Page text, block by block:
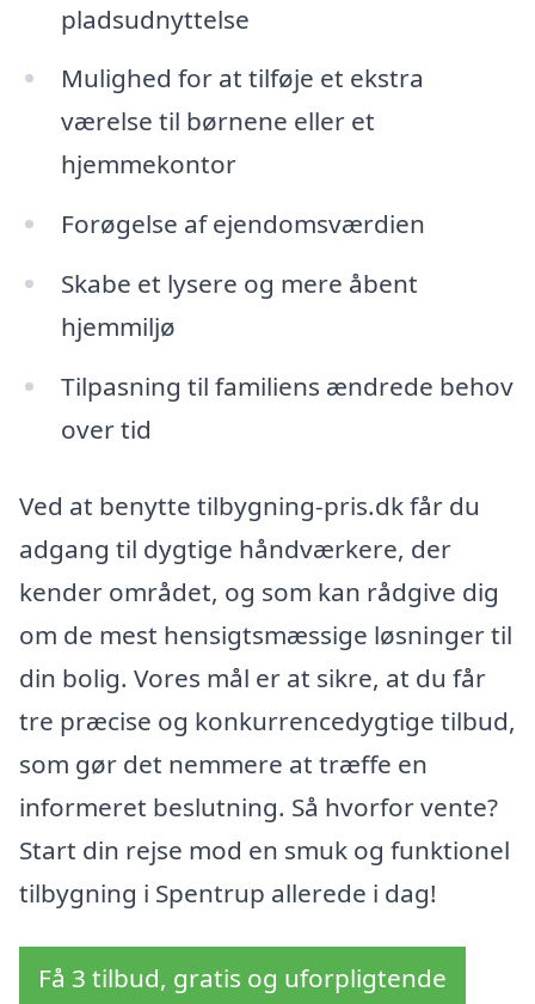
pladsudnyttelse
Mulighed for at tilføje et ekstra
værelse til børnene eller et
hjemmekontor
Forøgelse af ejendomsværdien
Skabe et lysere og mere åbent
hjemmiljø
Tilpasning til familiens ændrede behov
over tid
Ved at benytte tilbygning-pris.dk får du
adgang til dygtige håndværkere, der
kender området, og som kan rådgive dig
om de mest hensigtsmæssige løsninger til
din bolig. Vores mål er at sikre, at du får
tre præcise og konkurrencedygtige tilbud,
som gør det nemmere at træffe en
informeret beslutning. Så hvorfor vente?
Start din rejse mod en smuk og funktionel
tilbygning i Spentrup allerede i dag!
Få 3 tilbud, gratis og uforpligtende